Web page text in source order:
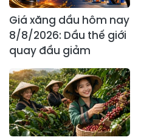
Giá xăng dầu hôm nay
8/8/2026: Dầu thế giới
quay đầu giảm